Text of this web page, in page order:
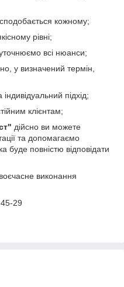
кожному;
рівні;
всі нюанси;
у визначений термін,
підхід;
клієнтам;
дійсно ви можете
та допомагаємо
буде повністю відповідати
виконання
29